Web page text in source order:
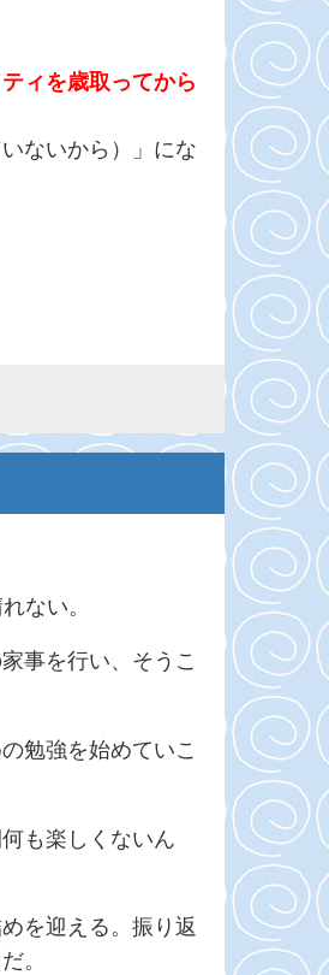
ィを歳取ってから
ないから）」にな
ない。
事を行い、そうこ
勉強を始めていこ
も楽しくないん
を迎える。振り返
。